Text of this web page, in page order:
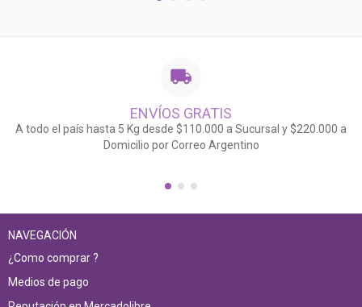
ENVÍOS GRATIS
A todo el país hasta 5 Kg desde $110.000 a Sucursal y $220.000 a
Domicilio por Correo Argentino
NAVEGACIÓN
¿Como comprar ?
Medios de pago